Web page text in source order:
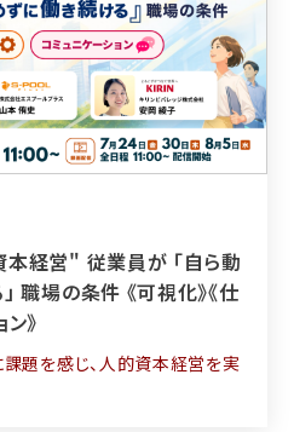
経営" 従業員が 「自ら動
職場の条件 《可視化》《仕
》
題を感じ、人的資本経営を実